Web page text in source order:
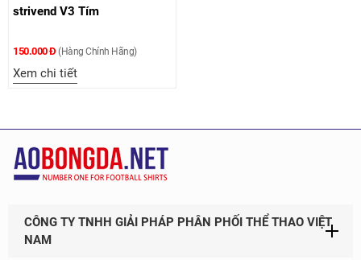
strivend V3 Tím
150.000 Đ (Hàng Chính Hãng)
Xem chi tiết
CÔNG TY TNHH GIẢI PHÁP PHÂN PHỐI THỂ THAO VIỆT
NAM